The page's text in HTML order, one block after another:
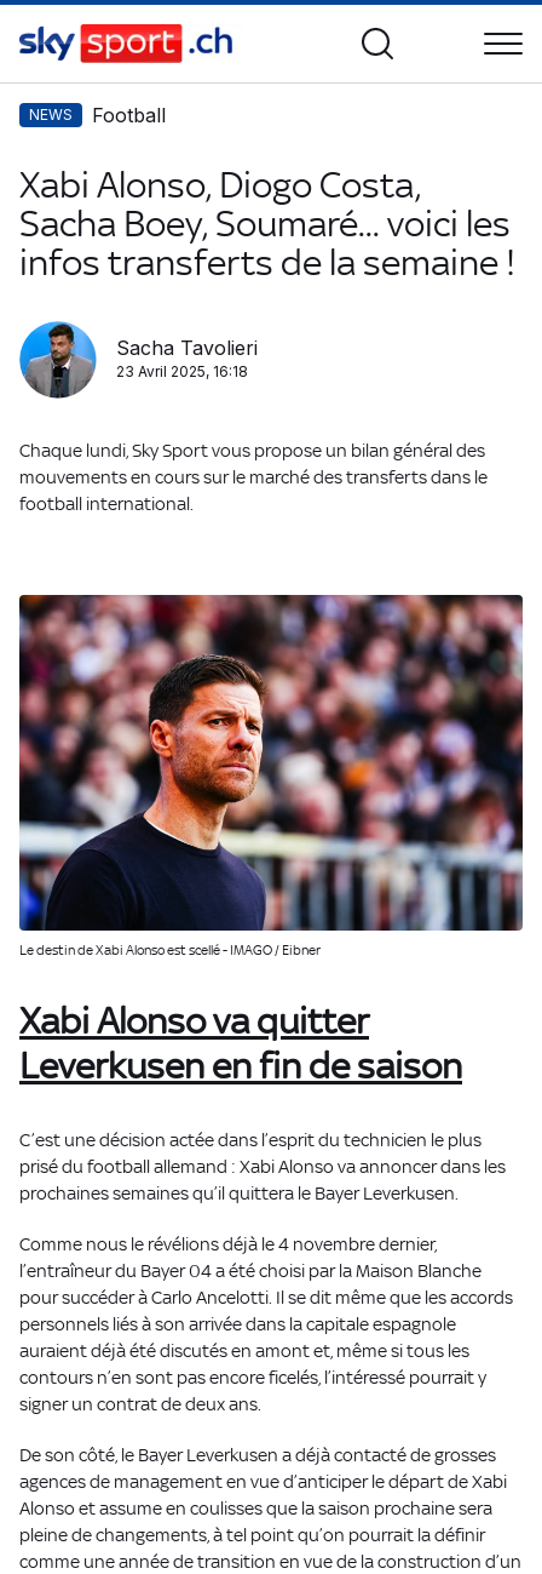
NEWS Football
Xabi Alonso, Diogo Costa,
Sacha Boey, Soumaré... voici les
infos transferts de la semaine !
Sacha Tavolieri
23 Avril 2025, 16:18
Chaque lundi, Sky Sport vous propose un bilan général des
mouvements en cours sur le marché des transferts dans le
football international.
Le destin de Xabi Alonso est scellé - IMAGO / Eibner
Xabi Alonso va quitter
Leverkusen en fin de saison
C’est une décision actée dans l’esprit du technicien le plus
prisé du football allemand : Xabi Alonso va annoncer dans les
prochaines semaines qu’il quittera le Bayer Leverkusen.
Comme nous le révélions déjà le 4 novembre dernier,
l’entraîneur du Bayer 04 a été choisi par la Maison Blanche
pour succéder à Carlo Ancelotti. Il se dit même que les accords
personnels liés à son arrivée dans la capitale espagnole
auraient déjà été discutés en amont et, même si tous les
contours n’en sont pas encore ficelés, l’intéressé pourrait y
signer un contrat de deux ans.
De son côté, le Bayer Leverkusen a déjà contacté de grosses
agences de management en vue d’anticiper le départ de Xabi
Alonso et assume en coulisses que la saison prochaine sera
pleine de changements, à tel point qu’on pourrait la définir
comme une année de transition en vue de la construction d’un